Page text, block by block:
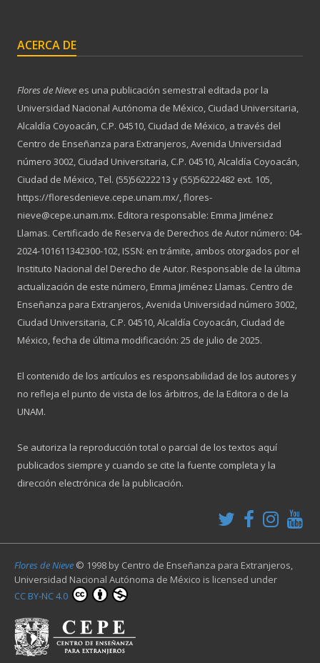
ACERCA DE
Flores de Nieve es una publicación semestral editada por la
Universidad Nacional Autónoma de México, Ciudad Universitaria,
Alcaldía Coyoacán, C.P. 04510, Ciudad de México, a través del
Centro de Enseñanza para Extranjeros, Avenida Universidad
número 3002, Ciudad Universitaria, C.P. 04510, Alcaldía Coyoacán,
Ciudad de México, Tel. (55)56222213 y (55)56222482 ext. 105,
https://floresdenieve.cepe.unam.mx/, flores-
nieve@cepe.unam.mx. Editora responsable: Emma Jiménez
Llamas. Certificado de Reserva de Derechos de Autor número: 04-
2024-101611342300-102, ISSN: en trámite, ambos otorgados por el
Instituto Nacional del Derecho de Autor. Responsable de la última
actualización de este número, Emma Jiménez Llamas. Centro de
Enseñanza para Extranjeros, Avenida Universidad número 3002,
Ciudad Universitaria, C.P. 04510, Alcaldía Coyoacán, Ciudad de
México, fecha de última modificación: 25 de julio de 2025.
El contenido de los artículos es responsabilidad de los autores y
no refleja el punto de vista de los árbitros, de la Editora o de la
UNAM.
Se autoriza la reproducción total o parcial de los textos aquí
publicados siempre y cuando se cite la fuente completa y la
dirección electrónica de la publicación.
Flores de Nieve © 1998 by Centro de Enseñanza para Extranjeros,
Universidad Nacional Autónoma de México is licensed under
CC BY-NC 4.0